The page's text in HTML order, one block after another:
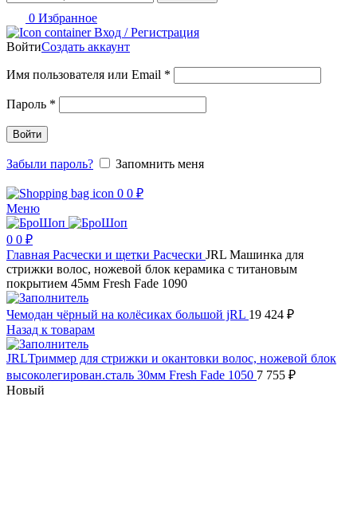
0 Избранное
Вход / Регистрация
ВойтиСоздать аккаунт
Имя пользователя или Email *
Пароль *
Войти
Забыли пароль? Запомнить меня
0 0 ₽
Меню
0 0 ₽
Главная Расчески и щетки Расчески JRL Машинка для
стрижки волос, ножевой блок керамика с титановым
покрытием 45мм Fresh Fade 1090
Чемодан чёрный на колёсиках большой jRL 19 424 ₽
Назад к товарам
JRLТриммер для стрижки и окантовки волос, ножевой блок
высоколегирован.сталь 30мм Fresh Fade 1050 7 755 ₽
Новый